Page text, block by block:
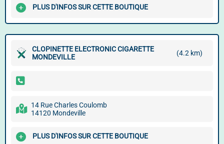
PLUS D'INFOS SUR CETTE BOUTIQUE
CLOPINETTE ELECTRONIC CIGARETTE
MONDEVILLE
(4.2 km)
14 Rue Charles Coulomb
14120 Mondeville
PLUS D'INFOS SUR CETTE BOUTIQUE